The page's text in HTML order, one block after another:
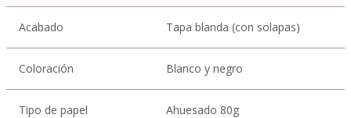
Acabado Tapa blanda (con solapas)
Coloración Blanco y negro
Tipo de papel Ahuesado 80g